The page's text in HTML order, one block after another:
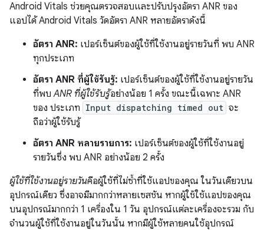
Android Vitals ช่วยคุณตรวจสอบและปรับปรุงอัตรา ANR ของ
แอปได้ Android Vitals วัดอัตรา ANR หลายอัตราดังนี้
อัตรา ANR: เปอร์เซ็นต์ของผู้ใช้ที่ใช้งานอยู่รายวันที่ พบ ANR
ทุกประเภท
อัตรา ANR ที่ผู้ใช้รับรู้: เปอร์เซ็นต์ของผู้ใช้ที่ใช้งานอยู่รายวัน
ที่พบANR ที่ผู้ใช้รับรู้อย่างน้อย 1 ครั้ง ขณะนี้เฉพาะ ANR
ของ ประเภท Input dispatching timed out จะ
ถือว่าผู้ใช้รับรู้
อัตรา ANR หลายรายการ: เปอร์เซ็นต์ของผู้ใช้ที่ใช้งานอยู่
รายวันซึ่ง พบ ANR อย่างน้อย 2 ครั้ง
ผู้ใช้ที่ใช้งานอยู่รายวันคือผู้ใช้ที่ไม่ซ้ำที่ใช้แอปของคุณ ในวันเดียวบน
อุปกรณ์เดียว ซึ่งอาจมีมากกว่าหลายเซสชัน หากผู้ใช้ใช้แอปของคุณ
บนอุปกรณ์มากกว่า 1 เครื่องใน 1 วัน อุปกรณ์แต่ละเครื่องจะรวม กับ
จำนวนผู้ใช้ที่ใช้งานอยู่ในวันนั้น หากมีผู้ใช้หลายคนใช้อุปกรณ์